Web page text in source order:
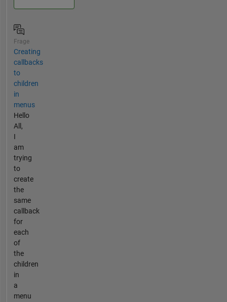
Frage
Creating
callbacks
to
children
in
menus
Hello
All,
I
am
trying
to
create
the
same
callback
for
each
of
the
children
in
a
menu